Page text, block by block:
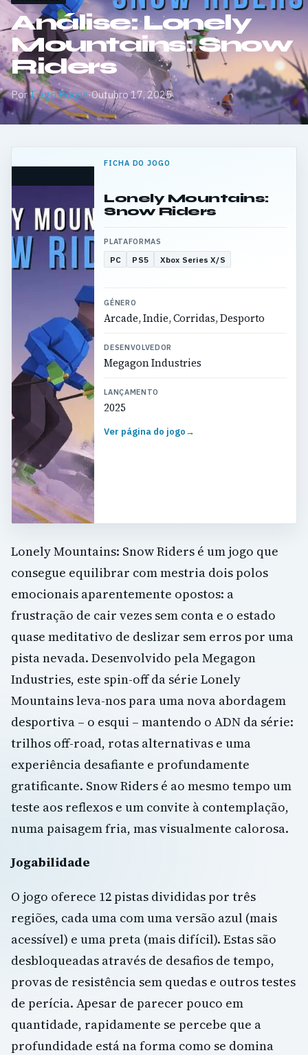
Análise: Lonely
Mountains: Snow
Riders
PorTiago Roque·Outubro 17, 2025
FICHA DO JOGO
Lonely Mountains:
Snow Riders
PLATAFORMAS
PC PS5 Xbox Series X/S
GÉNERO
Arcade, Indie, Corridas, Desporto
DESENVOLVEDOR
Megagon Industries
LANÇAMENTO
2025
Ver página do jogo→
Lonely Mountains: Snow Riders é um jogo que
consegue equilibrar com mestria dois polos
emocionais aparentemente opostos: a
frustração de cair vezes sem conta e o estado
quase meditativo de deslizar sem erros por uma
pista nevada. Desenvolvido pela Megagon
Industries, este spin-off da série Lonely
Mountains leva-nos para uma nova abordagem
desportiva – o esqui – mantendo o ADN da série:
trilhos off-road, rotas alternativas e uma
experiência desafiante e profundamente
gratificante. Snow Riders é ao mesmo tempo um
teste aos reflexos e um convite à contemplação,
numa paisagem fria, mas visualmente calorosa.
Jogabilidade
O jogo oferece 12 pistas divididas por três
regiões, cada uma com uma versão azul (mais
acessível) e uma preta (mais difícil). Estas são
desbloqueadas através de desafios de tempo,
provas de resistência sem quedas e outros testes
de perícia. Apesar de parecer pouco em
quantidade, rapidamente se percebe que a
profundidade está na forma como se domina